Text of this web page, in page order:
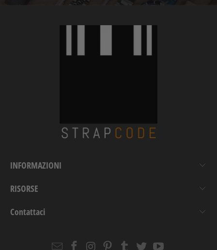
INFORMAZIONI
RISORSE
Contattaci
EmailStrapcode
Strapcode
Strapcode
Strapcode
Strapcode